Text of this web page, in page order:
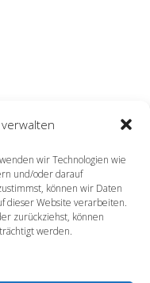
wir Technologien wie
und/oder darauf
können wir Daten
dieser Website verarbeiten.
zurückziehst, können
werden.